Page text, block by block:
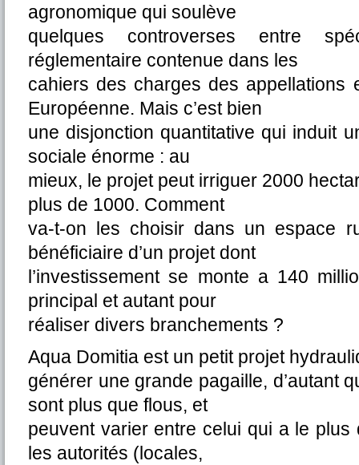
agronomique qui soulève
quelques controverses entre
réglementaire contenue dans les
cahiers des charges des appellations
Européenne. Mais c’est bien
une disjonction quantitative qui induit
sociale énorme : au
mieux, le projet peut irriguer 2000
plus de 1000. Comment
va-t-on les choisir dans un espace
bénéficiaire d’un projet dont
l’investissement se monte a 140
principal et autant pour
réaliser divers branchements ?
Aqua Domitia est un petit projet
générer une grande pagaille, d’autant
sont plus que flous, et
peuvent varier entre celui qui a le plus
les autorités (locales,